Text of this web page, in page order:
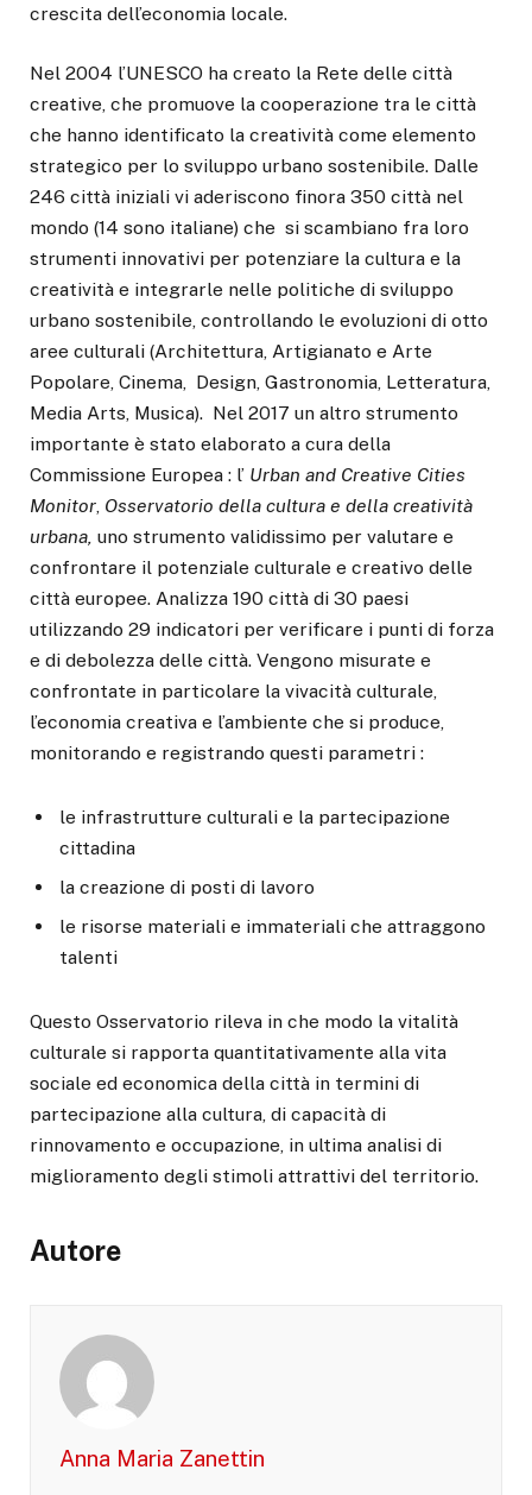
crescita dell’economia locale.
Nel 2004 l’UNESCO ha creato la Rete delle città
creative, che promuove la cooperazione tra le città
che hanno identificato la creatività come elemento
strategico per lo sviluppo urbano sostenibile. Dalle
246 città iniziali vi aderiscono finora 350 città nel
mondo (14 sono italiane) che si scambiano fra loro
strumenti innovativi per potenziare la cultura e la
creatività e integrarle nelle politiche di sviluppo
urbano sostenibile, controllando le evoluzioni di otto
aree culturali (Architettura, Artigianato e Arte
Popolare, Cinema, Design, Gastronomia, Letteratura,
Media Arts, Musica). Nel 2017 un altro strumento
importante è stato elaborato a cura della
Commissione Europea : l’ Urban and Creative Cities
Monitor, Osservatorio della cultura e della creatività
urbana, uno strumento validissimo per valutare e
confrontare il potenziale culturale e creativo delle
città europee. Analizza 190 città di 30 paesi
utilizzando 29 indicatori per verificare i punti di forza
e di debolezza delle città. Vengono misurate e
confrontate in particolare la vivacità culturale,
l’economia creativa e l’ambiente che si produce,
monitorando e registrando questi parametri :
le infrastrutture culturali e la partecipazione
cittadina
la creazione di posti di lavoro
le risorse materiali e immateriali che attraggono
talenti
Questo Osservatorio rileva in che modo la vitalità
culturale si rapporta quantitativamente alla vita
sociale ed economica della città in termini di
partecipazione alla cultura, di capacità di
rinnovamento e occupazione, in ultima analisi di
miglioramento degli stimoli attrattivi del territorio.
Autore
Anna Maria Zanettin